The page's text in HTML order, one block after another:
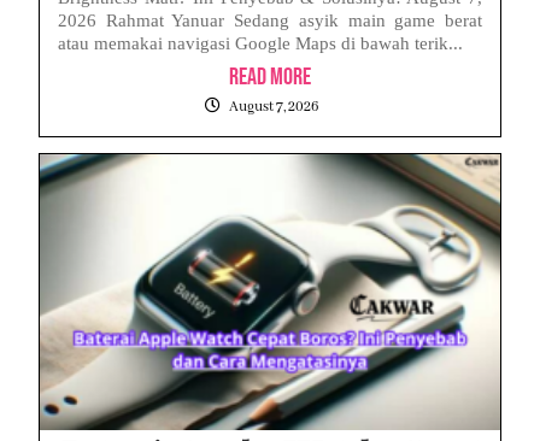
2026 Rahmat Yanuar Sedang asyik main game berat
atau memakai navigasi Google Maps di bawah terik...
Read More
August 7, 2026